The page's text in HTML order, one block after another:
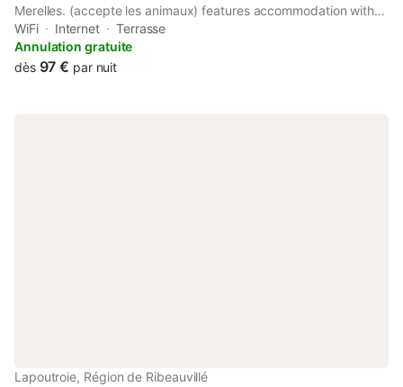
Merelles. (accepte les animaux) features accommodation with
free WiFi and free private parking. Set 23 km from Saint-Martin
Collegiate Church, the property provides a garden.
WiFi Internet
Terrasse
Annulation gratuite
dès 97 € par nuit
Lapoutroie, Région de Ribeauvillé